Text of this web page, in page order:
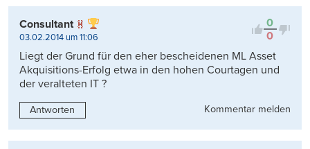
0
0
Consultant
03.02.2014 um 11:06
Liegt der Grund für den eher bescheidenen ML Asset
Akquisitions-Erfolg etwa in den hohen Courtagen und
der veralteten IT ?
Antworten Kommentar melden